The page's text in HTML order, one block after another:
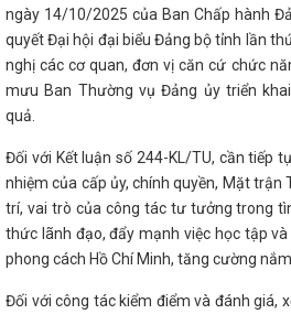
ngày 14/10/2025 của Ban Chấp hành
quyết Đại hội đại biểu Đảng bộ tỉnh lần
nghị các cơ quan, đơn vị căn cứ chức
mưu Ban Thường vụ Đảng ủy triển
quả.
Đối với Kết luận số 244-KL/TU, cần tiếp
nhiệm của cấp ủy, chính quyền, Mặt trận
trí, vai trò của công tác tư tưởng trong
thức lãnh đạo, đẩy mạnh việc học tập
phong cách Hồ Chí Minh, tăng cường
Đối với công tác kiểm điểm và đánh giá,